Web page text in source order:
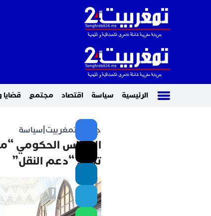
الرئيسية سياسة اقتصاد مجتمع قضايا
جريدة تمغربيت سياسة
المجلس الحكومي
تمدد “دعم النقل”